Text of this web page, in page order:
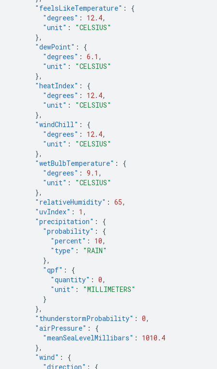
"feelsLikeTemperature" :
{
"degrees" : 12.4,
"unit" :
"CELSIUS"
},
"dewPoint" :
{
"degrees" : 6.1 ,
"unit" :
"CELSIUS"
},
"heatIndex" :
{
"degrees" : 12.4,
"unit" :
"CELSIUS"
},
"windChill" :
{
"degrees" : 12.4,
"unit" :
"CELSIUS"
},
"wetBulbTemperature" :
{
"degrees" : 9.1 ,
"unit" :
"CELSIUS"
},
"relativeHumidity" : 65,
"uvIndex" : 1 ,
"precipitation" :
{
"probability" :
{
"percent" : 10,
"type" :
"RAIN"
},
"qpf" :
{
"quantity" : 0,
"unit" :
"MILLIMETERS"
}
},
"thunderstormProbability" : 0,
"airPressure" :
{
"meanSeaLevelMillibars" :
1010.4
},
"wind" :
{
"direction" : {